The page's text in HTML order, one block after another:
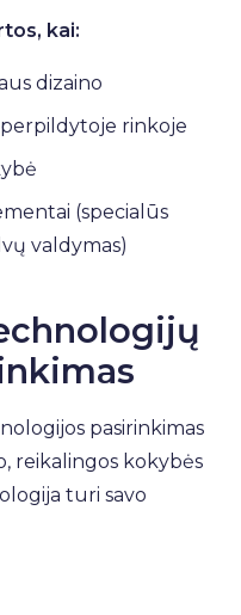
kai:
dizaino
rinkoje
(specialūs
valdymas)
pasirinkimas
reikalingos kokybės
turi savo